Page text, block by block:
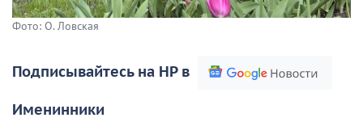
Фото: О. Ловская
Подписывайтесь на НР в
Именинники